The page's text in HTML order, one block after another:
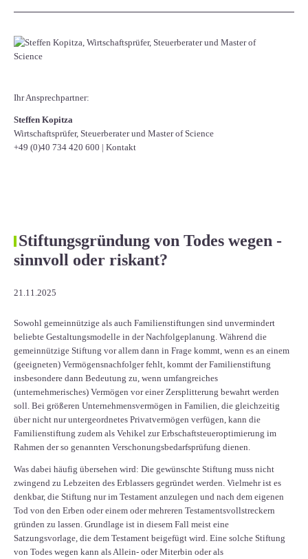
Ihr Ansprechpartner:
Steffen Kopitza
Wirtschaftsprüfer, Steuerberater und Master of Science
+49 (0)40 734 420 600 | Kontakt
Stiftungsgründung von Todes wegen -
sinnvoll oder riskant?
21.11.2025
Sowohl gemeinnützige als auch Familienstiftungen sind unvermindert
beliebte Gestaltungsmodelle in der Nachfolgeplanung. Während die
gemeinnützige Stiftung vor allem dann in Frage kommt, wenn es an einem
(geeigneten) Vermögensnachfolger fehlt, kommt der Familienstiftung
insbesondere dann Bedeutung zu, wenn umfangreiches
(unternehmerisches) Vermögen vor einer Zersplitterung bewahrt werden
soll. Bei größeren Unternehmensvermögen in Familien, die gleichzeitig
über nicht nur untergeordnetes Privatvermögen verfügen, kann die
Familienstiftung zudem als Vehikel zur Erbschaftsteueroptimierung im
Rahmen der so genannten Verschonungsbedarfsprüfung dienen.
Was dabei häufig übersehen wird: Die gewünschte Stiftung muss nicht
zwingend zu Lebzeiten des Erblassers gegründet werden. Vielmehr ist es
denkbar, die Stiftung nur im Testament anzulegen und nach dem eigenen
Tod von den Erben oder einem oder mehreren Testamentsvollstreckern
gründen zu lassen. Grundlage ist in diesem Fall meist eine
Satzungsvorlage, die dem Testament beigefügt wird. Eine solche Stiftung
von Todes wegen kann als Allein- oder Miterbin oder als